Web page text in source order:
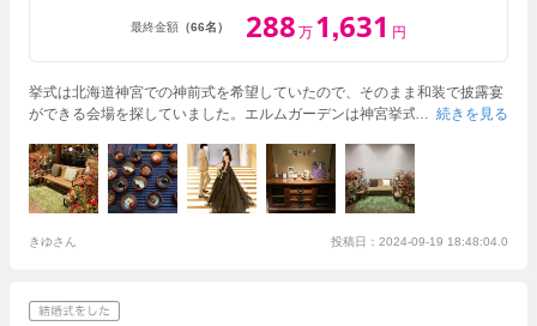
最終金額 （66名） 288 万 1,631 円
挙式は北海道神宮での神前式を希望していたので、そのまま和装で披露宴
ができる会場を探していました。エルムガーデンは神宮挙式プランもあ
で、全体に和の雰囲気を感じられます。内装は全体にモダンでシックな色
合いにまとめられており、和装洋装いずれも映えますし、装花やお料理の
華やかさを引き立ててくれます。特にゲストに好評だったのはお料理で
ーキに代えてちらし寿司カット・ファーストバイトを行えたのも、変わっ
なれる結婚式ははじめて！」と大満足の感想をいただきました。
続きを見る
きゆさん 投稿日：2024-09-19 18:48:04.0